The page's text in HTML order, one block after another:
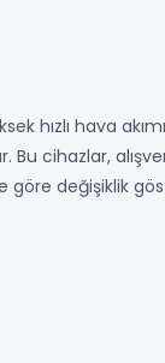
hızlı hava
cihazlar,
göre değişiklik